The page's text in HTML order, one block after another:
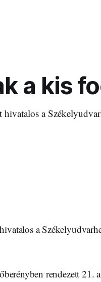
a kis
hivatalos a
a
rendezett 21.